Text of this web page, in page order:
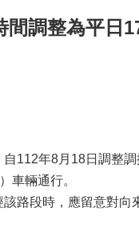
調整為平日
112年8月18日調整
車輛通行。
路段時，應留意對向